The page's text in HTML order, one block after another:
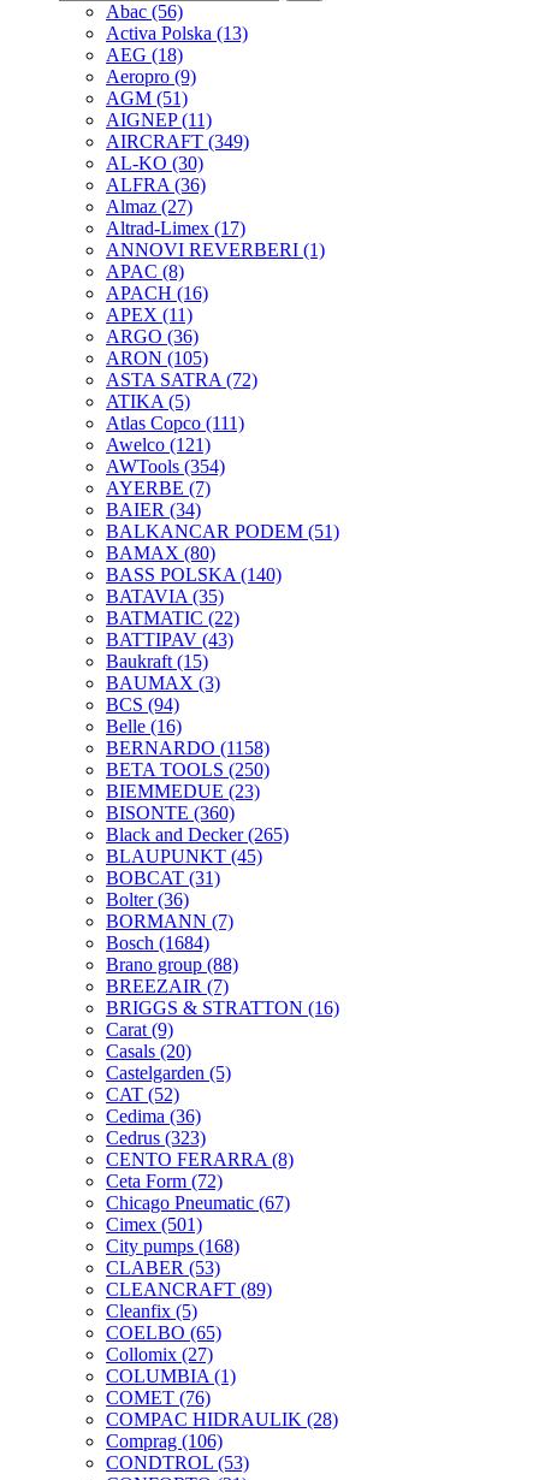
Abac (56)
Activa Polska (13)
AEG (18)
Aeropro (9)
AGM (51)
AIGNEP(11)
AIRCRAFT (349)
AL-KO (30)
ALFRA (36)
Almaz (27)
Altrad-Limex (17)
ANNOVI REVERBERI (1)
APAC (8)
APACH (16)
APEX (11)
ARGO (36)
ARON (105)
ASTA SATRA (72)
ATIKA (5)
Atlas Copco (111)
Awelco (121)
AWTools (354)
AYERBE (7)
BAIER (34)
BALKANCAR PODEM (51)
BAMAX (80)
BASS POLSKA (140)
BATAVIA (35)
BATMATIC (22)
BATTIPAV (43)
Baukraft (15)
BAUMAX (3)
BCS (94)
Belle (16)
BERNARDO (1158)
BETA TOOLS (250)
BIEMMEDUE (23)
BISONTE (360)
Black and Decker(265)
BLAUPUNKT (45)
BOBCAT (31)
Bolter(36)
BORMANN (7)
Bosch (1684)
Brano group (88)
BREEZAIR (7)
BRIGGS & STRATTON (16)
Carat (9)
Casals (20)
Castelgarden (5)
CAT (52)
Cedima (36)
Cedrus (323)
CENTO FERARRA (8)
Ceta Form (72)
Chicago Pneumatic (67)
Cimex (501)
City pumps (168)
CLABER (53)
CLEANCRAFT (89)
Cleanfix (5)
COELBO (65)
Collomix (27)
COLUMBIA (1)
COMET (76)
COMPAC HIDRAULIK (28)
Comprag (106)
CONDTROL (53)